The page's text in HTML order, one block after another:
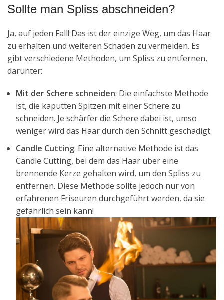
Sollte man Spliss abschneiden?
Ja, auf jeden Fall! Das ist der einzige Weg, um das Haar
zu erhalten und weiteren Schaden zu vermeiden. Es
gibt verschiedene Methoden, um Spliss zu entfernen,
darunter:
Mit der Schere schneiden: Die einfachste Methode
ist, die kaputten Spitzen mit einer Schere zu
schneiden. Je schärfer die Schere dabei ist, umso
weniger wird das Haar durch den Schnitt geschädigt.
Candle Cutting: Eine alternative Methode ist das
Candle Cutting, bei dem das Haar über eine
brennende Kerze gehalten wird, um den Spliss zu
entfernen. Diese Methode sollte jedoch nur von
erfahrenen Friseuren durchgeführt werden, da sie
gefährlich sein kann!